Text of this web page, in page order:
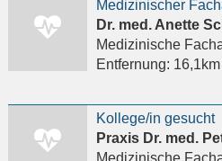
Dr. med. Anette
Medizinische
Entfernung: 16,1km
Kollege/in gesucht
Praxis Dr. med.